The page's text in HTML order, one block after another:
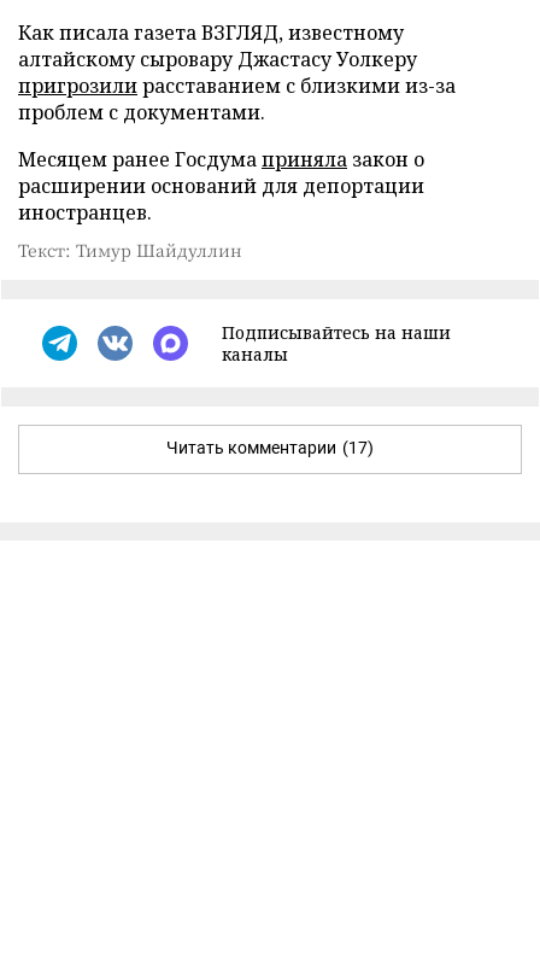
Как писала газета ВЗГЛЯД, известному
алтайскому сыровару Джастасу Уолкеру
пригрозилирасставанием с близкими из-за
проблем с документами.
Месяцем ранее Госдумаприняла закон о
расширении оснований для депортации
иностранцев.
Текст: Тимур Шайдуллин
Подписывайтесь на наши
каналы
Читать комментарии (17)